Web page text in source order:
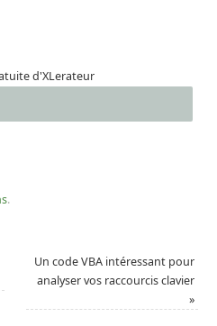
d'XLerateur
.
Un code VBA intéressant pour
analyser vos raccourcis clavier
»